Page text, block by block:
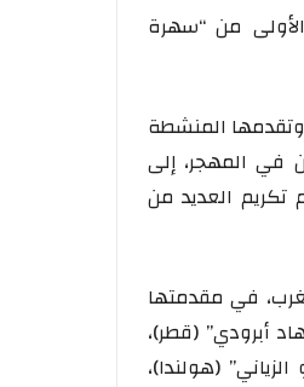
الجاري، النسخة الأولى من “سهرة
وتقدمها المنشطة
في المهجر، إلى
تكريم العديد من
في مقدمتها
أبرودي” (قطر)،
(هولندا)،